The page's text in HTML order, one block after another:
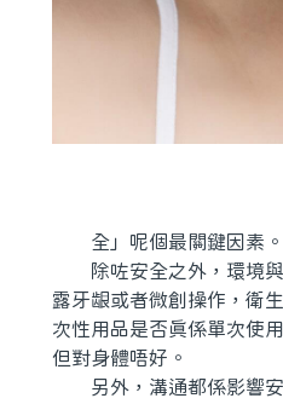
全」呢個最關鍵因素。
除咗安全之外，環境與
露牙龈或者微創操作，衛
次性用品是否真係單次使
但對身體唔好。
另外，溝通都係影響安